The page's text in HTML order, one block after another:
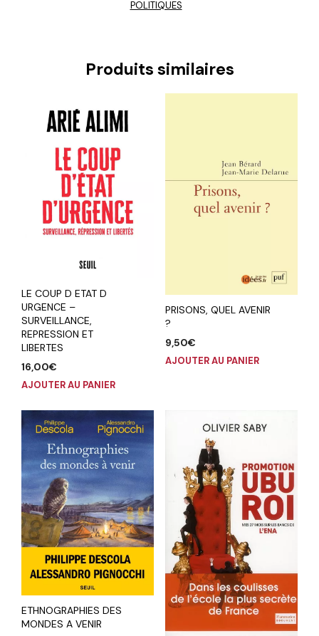
POLITIQUES
Produits similaires
LE COUP D ETAT D
URGENCE –
SURVEILLANCE,
REPRESSION ET
LIBERTES
16,00€
AJOUTER AU PANIER
PRISONS, QUEL AVENIR
?
9,50€
AJOUTER AU PANIER
ETHNOGRAPHIES DES
MONDES A VENIR